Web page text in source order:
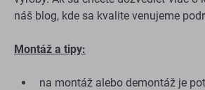
náš blog, kde sa kvalite venujeme
Montáž a tipy:
na montáž alebo demontáž je